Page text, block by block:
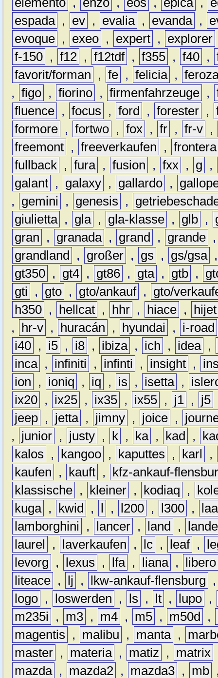
espada , ev , evalia , evanda ,
evoque , exeo , expert , explorer
f-150 , f12 , f12tdf , f355 , f40 ,
favorit/forman
, fe , felicia ,
, figo , fiorino , firmenfahrzeuge ,
fluence , focus , ford , forester ,
formore , fortwo , fox , fr , fr-v ,
freemont , freeverkaufen , frontera
fullback , fura , fusion , fxx , g
,
galant , galaxy , gallardo ,
,
gemini , genesis ,
giulietta , gla , gla-klasse , glb ,
gran
, granada , grand , grande
grandland
, großer , gs , gs/gsa
gt350 , gt4 , gt86 , gta , gtb ,
gti
, gto , gto/ankauf ,
gto/
h350 , hellcat , hhr , hiace ,
hijet
,
hr-v , huracán , hyundai ,
i-road
i40 , i5 , i8 , ibiza , ich , idea ,
inca , infiniti , infinti , insight ,
ion
, ioniq , iq , is , isetta ,
ix20 , ix25 , ix35 , ix55 , j1 , j5
jeep , jetta , jimny , joice ,
,
junior , justy , k , ka , kad ,
kalos
, kangoo , kaputtes , karl
,
kaufen
, kauft ,
kfz-ankauf-
klassische , kleiner , kodiaq ,
kuga , kwid , l , l200 , l300 ,
lamborghini
, lancer , land ,
laurel
, laverkaufen , lc , leaf ,
levorg
, lexus , lfa , liana ,
libero
liteace , lj , lkw-ankauf-flensburg
logo , loswerden , ls , lt , lupo ,
m235i
, m3 , m4 , m5 , m50d ,
magentis
, malibu , manta ,
master , materia , matiz , matrix
mazda , mazda2 , mazda3 , mb